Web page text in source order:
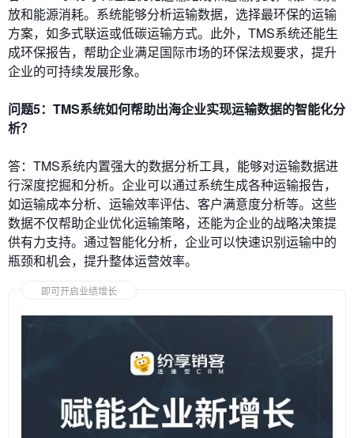
放和能源消耗。系统能够分析运输数据，选择最环保的运输
方案，如多式联运或低碳运输方式。此外，TMS系统还能生
成环保报告，帮助企业满足国际市场的环保法规要求，提升
企业的可持续发展形象。
问题5：TMS系统如何帮助出海企业实现运输数据的智能化分
析？
答：TMS系统内置强大的数据分析工具，能够对运输数据进
行深度挖掘和分析。企业可以通过系统生成各种运输报告，
如运输成本分析、运输效率评估、客户满意度分析等。这些
数据不仅帮助企业优化运输策略，还能为企业的战略决策提
供有力支持。通过智能化分析，企业可以快速识别运输中的
瓶颈和机会，提升整体运营效率。
即可开启业绩增长